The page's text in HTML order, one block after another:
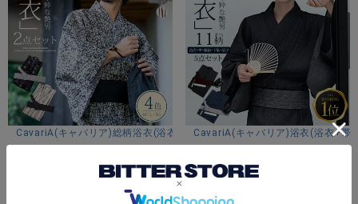
細部にまでこだわったデザインと、お手入れしやすい素材
感。
“和涼着”としての伝統美を気軽に楽しめる、ワンランク上の浴
衣セットです。
※モデル画像は照明などの影響により実際の商品と異なる場合
がございます。
CavariA(キャバリア)総柄浴衣(浴衣と帯セット)/全4色CavariA(キャバリア)浴衣(浴衣+